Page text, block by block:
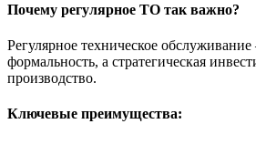
Почему регулярное ТО так важно?
Регулярное техническое
формальность, а стратегическая
производство.
Ключевые преимущества: